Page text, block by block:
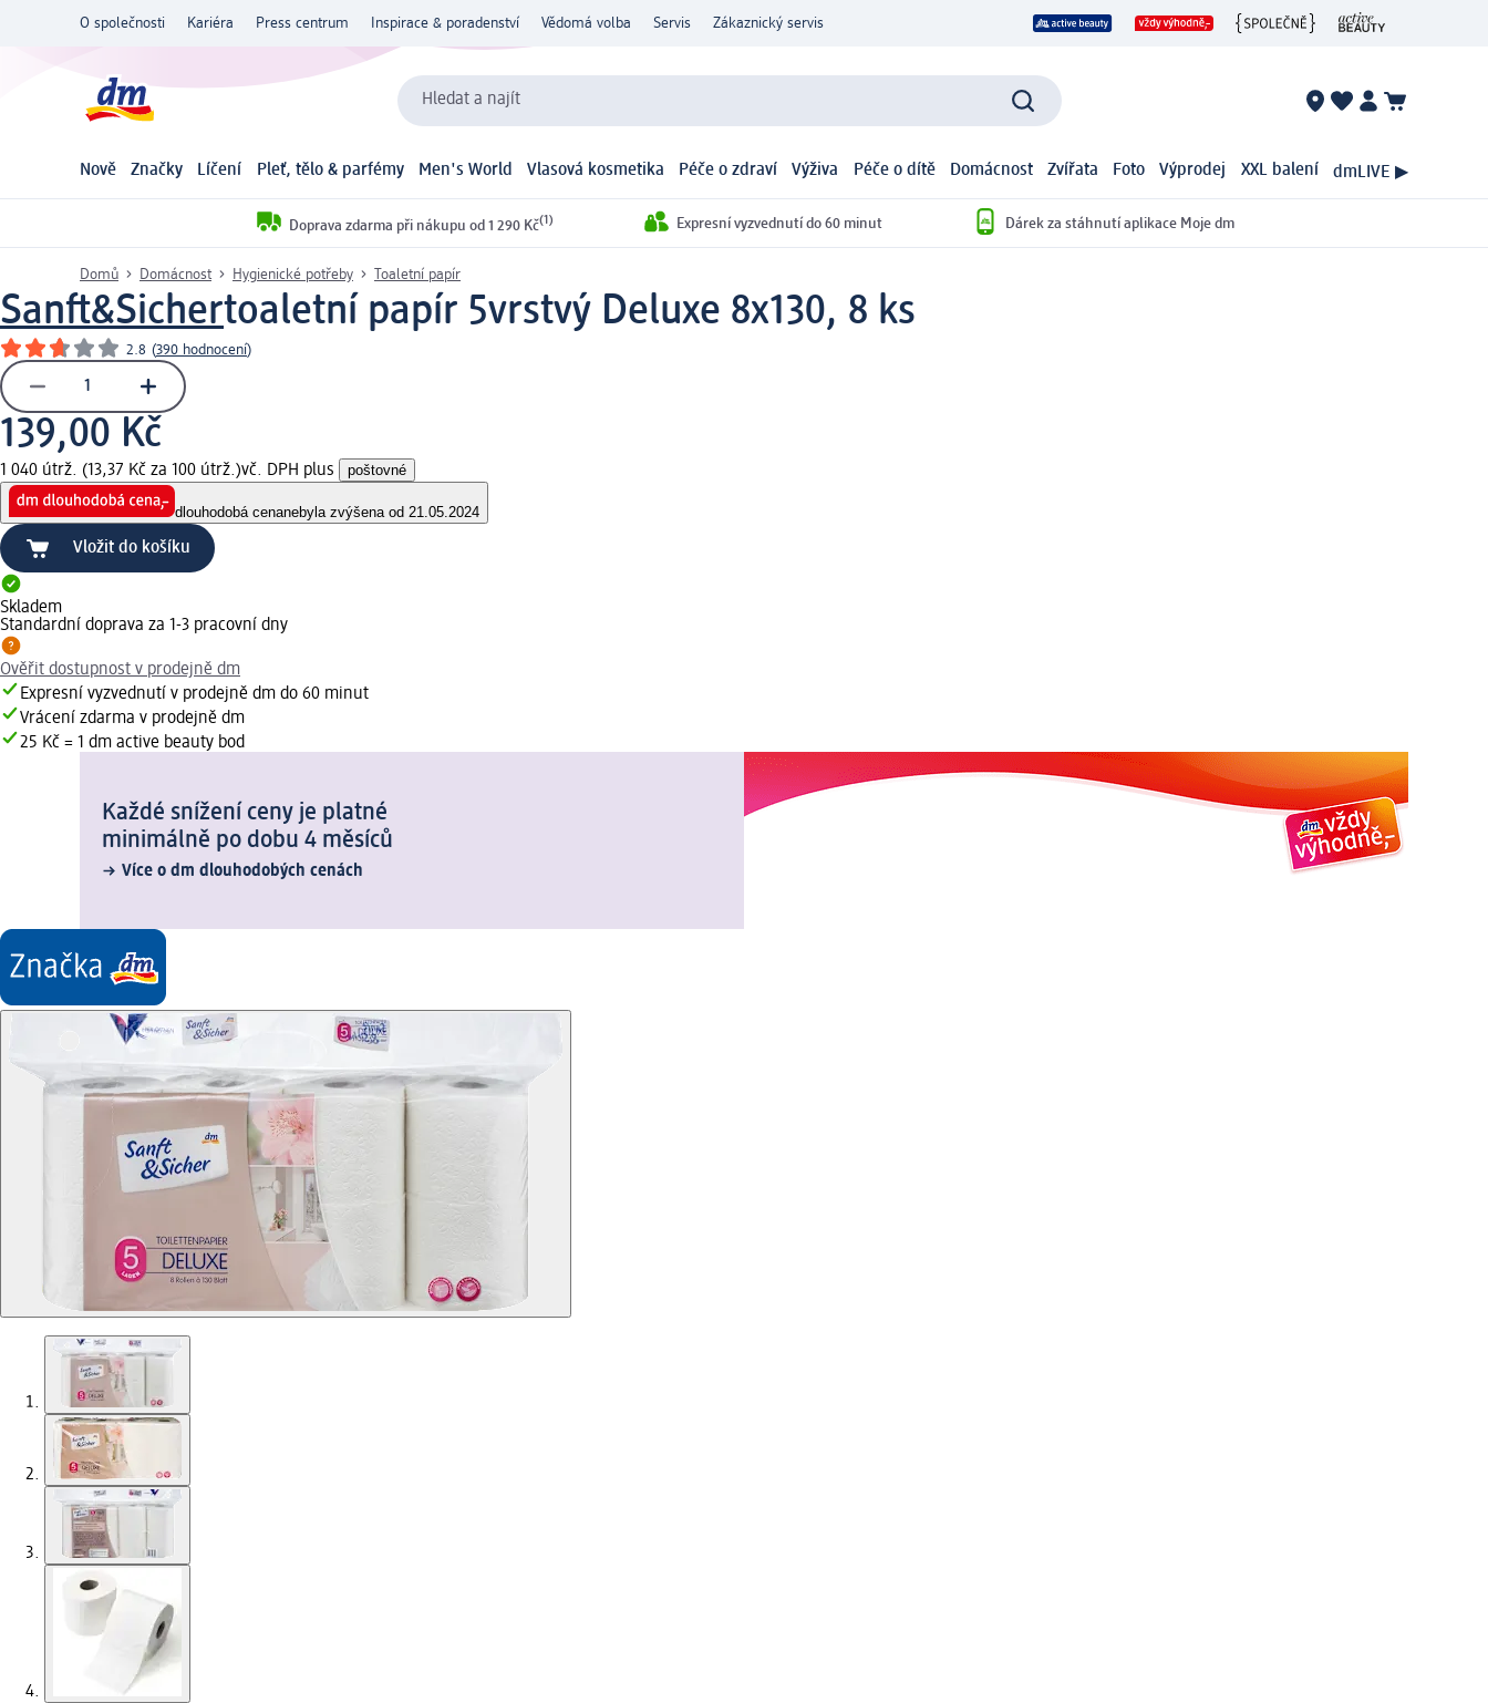
O společnosti Kariéra Press centrum Inspirace & poradenství Vědomá volba Servis Zákaznický servis
Hledat a najít
Nově Značky Líčení Pleť, tělo & parfémy Men's World Vlasová kosmetika Péče o zdraví Výživa Péče o dítě Domácnost Zvířata Foto Výprodej XXL balení dmLIVE ▶
Doprava zdarma při nákupu od 1 290 Kč(1) Expresní vyzvednutí do 60 minut Dárek za stáhnutí aplikace Moje dm
Domů Domácnost Hygienické potřeby Toaletní papír
Sanft&Sichertoaletní papír 5vrstvý Deluxe 8x130, 8 ks
2.8 (390 hodnocení)
139,00 Kč
1 040 útrž. (13,37 Kč za 100 útrž.)vč. DPH plus poštovné
dlouhodobá cenanebyla zvýšena od 21.05.2024
Vložit do košíku
Skladem
Standardní doprava za 1-3 pracovní dny
Ověřit dostupnost v prodejně dm
Expresní vyzvednutí v prodejně dm do 60 minut
Vrácení zdarma v prodejně dm
25 Kč = 1 dm active beauty bod
Každé snížení ceny je platné
minimálně po dobu 4 měsíců
Více o dm dlouhodobých cenách